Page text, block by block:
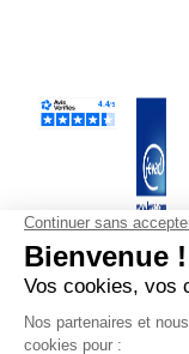
Données
personnelles et
cookies
les